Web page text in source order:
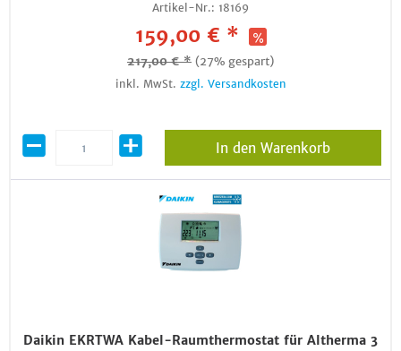
Artikel-Nr.: 18169
159,00 € *
217,00 € * (27% gespart)
inkl. MwSt. zzgl. Versandkosten
In den Warenkorb
Daikin EKRTWA Kabel-Raumthermostat für Altherma 3